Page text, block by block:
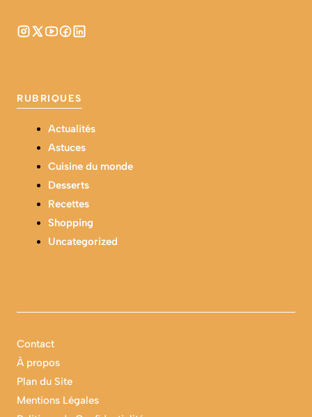
RUBRIQUES
Actualités
Astuces
Cuisine du monde
Desserts
Recettes
Shopping
Uncategorized
Contact
À propos
Plan du Site
Mentions Légales